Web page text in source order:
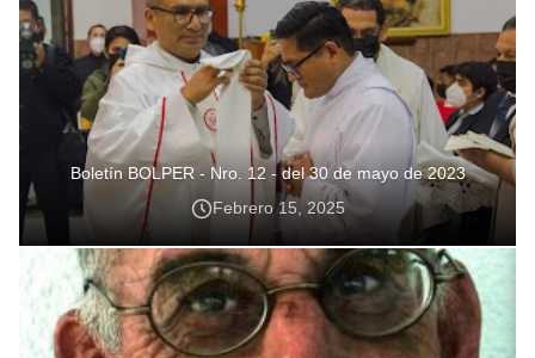
Boletín BOLPER - Nro. 12 - del 30 de mayo de 2023
Febrero 15, 2025